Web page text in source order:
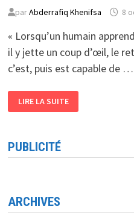
parAbderrafiq Khenifsa 8
« Lorsqu’un humain
il y jette un coup d’œil, le
c’est, puis est capable de …
LABS
AMÉLIORE
GRÂCE
À
LIRE LA SUITE
PUBLICITÉ
ARCHIVES